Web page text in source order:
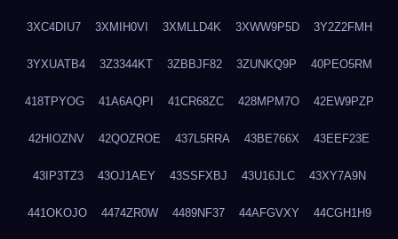
3XC4DIU7 3XMIH0VI 3XMLLD4K 3XWW9P5D 3Y2Z2FMH
3YXUATB4 3Z3344KT 3ZBBJF82 3ZUNKQ9P 40PEO5RM
418TPYOG 41A6AQPI 41CR68ZC 428MPM7O 42EW9PZP
42HIOZNV 42QOZROE 437L5RRA 43BE766X 43EEF23E
43IP3TZ3 43OJ1AEY 43SSFXBJ 43U16JLC 43XY7A9N
441OKOJO 4474ZR0W 4489NF37 44AFGVXY 44CGH1H9